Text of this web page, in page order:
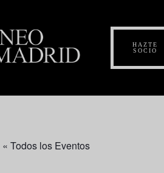
HAZTE
SOCIO
« Todos los Eventos